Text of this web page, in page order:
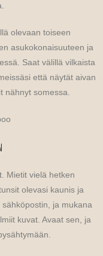
olevaan toiseen
asukokonaisuuteen ja
Saat välillä vilkaista
että näytät aivan
nähnyt somessa.
Mietit vielä hetken
olevasi kaunis ja
ja mukana
kuvat. Avaat sen, ja